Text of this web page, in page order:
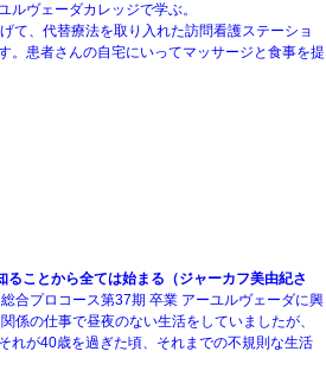
ルヴェーダカレッジで学ぶ。
て、代替療法を取り入れた訪問看護ステーショ
。患者さんの自宅にいってマッサージと食事を提
ることから全ては始まる（ジャーカフ美由紀さ
合プロコース第37期 卒業 アーユルヴェーダに興
係の仕事で昼夜のない生活をしていましたが、
れが40歳を過ぎた頃、それまでの不規則な生活